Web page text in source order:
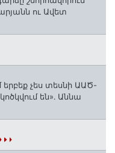
ու Ավետ
չես տեսնի ԱԱԾ-
են»․ Աննա